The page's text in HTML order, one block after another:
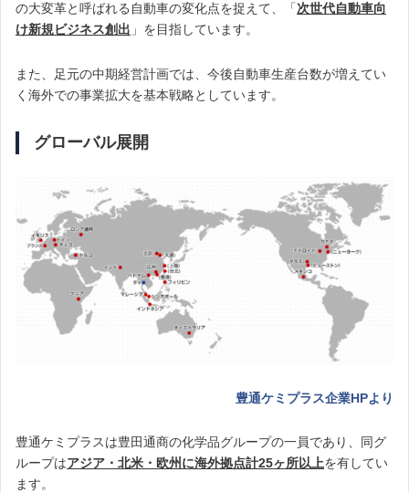
の大変革と呼ばれる自動車の変化点を捉えて、「次世代自動車向
け新規ビジネス創出 」を目指しています。
また、足元の中期経営計画では、今後自動車生産台数が増えてい
く海外での事業拡大を基本戦略としています。
グローバル展開
豊通ケミプラス企業HPより
豊通ケミプラスは豊田通商の化学品グループの一員であり、同グ
ループはアジア・北米・欧州に海外拠点計25ヶ所以上を有してい
ます。